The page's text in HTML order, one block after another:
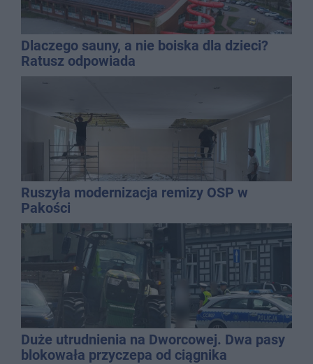
Dlaczego sauny, a nie boiska dla dzieci?
Ratusz odpowiada
Ruszyła modernizacja remizy OSP w
Pakości
Duże utrudnienia na Dworcowej. Dwa pasy
blokowała przyczepa od ciągnika